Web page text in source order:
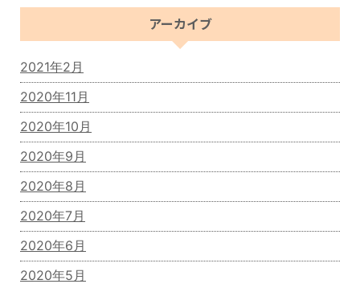
アーカイブ
2021年2月
2020年11月
2020年10月
2020年9月
2020年8月
2020年7月
2020年6月
2020年5月